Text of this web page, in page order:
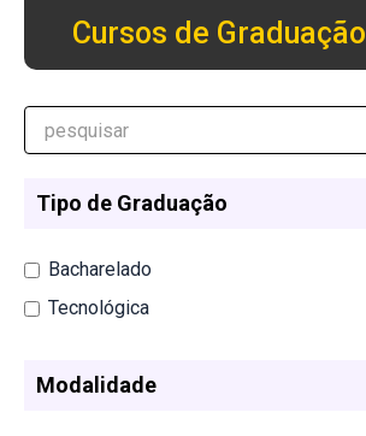
Cursos de Graduação
Tipo de Graduação
Bacharelado
Tecnológica
Modalidade